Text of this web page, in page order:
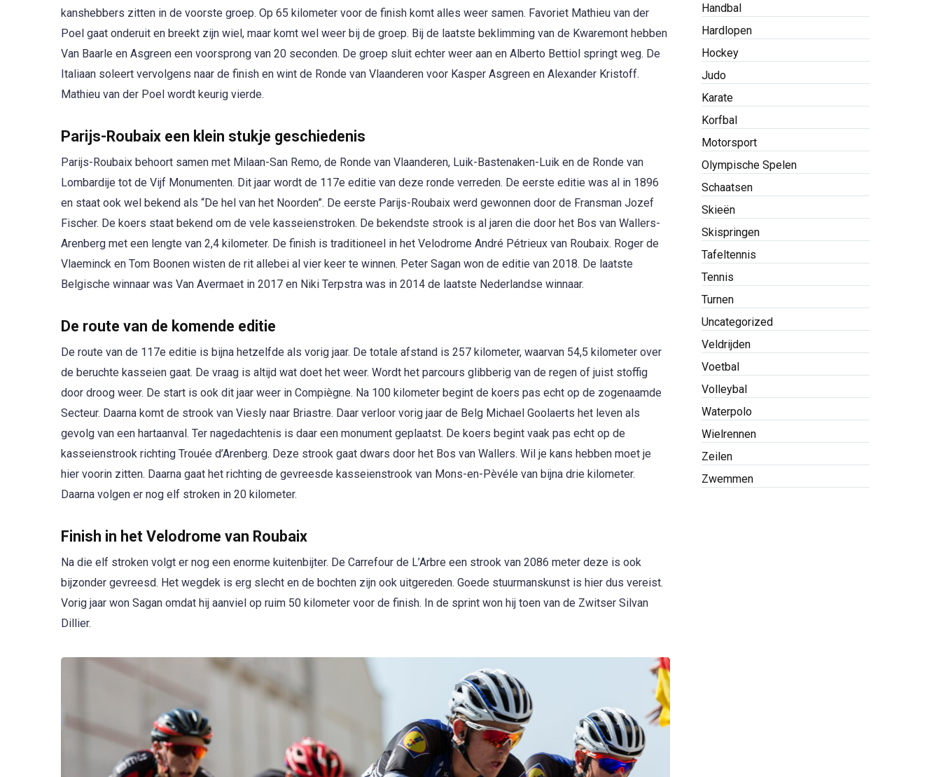
kanshebbers zitten in de voorste groep. Op 65 kilometer voor de finish komt alles weer samen. Favoriet Mathieu van der
Poel gaat onderuit en breekt zijn wiel, maar komt wel weer bij de groep. Bij de laatste beklimming van de Kwaremont hebben
Van Baarle en Asgreen een voorsprong van 20 seconden. De groep sluit echter weer aan en Alberto Bettiol springt weg. De
Italiaan soleert vervolgens naar de finish en wint de Ronde van Vlaanderen voor Kasper Asgreen en Alexander Kristoff.
Mathieu van der Poel wordt keurig vierde.
Parijs-Roubaix een klein stukje geschiedenis
Parijs-Roubaix behoort samen met Milaan-San Remo, de Ronde van Vlaanderen, Luik-Bastenaken-Luik en de Ronde van
Lombardije tot de Vijf Monumenten. Dit jaar wordt de 117e editie van deze ronde verreden. De eerste editie was al in 1896
en staat ook wel bekend als “De hel van het Noorden”. De eerste Parijs-Roubaix werd gewonnen door de Fransman Jozef
Fischer. De koers staat bekend om de vele kasseienstroken. De bekendste strook is al jaren die door het Bos van Wallers-
Arenberg met een lengte van 2,4 kilometer. De finish is traditioneel in het Velodrome André Pétrieux van Roubaix. Roger de
Vlaeminck en Tom Boonen wisten de rit allebei al vier keer te winnen. Peter Sagan won de editie van 2018. De laatste
Belgische winnaar was Van Avermaet in 2017 en Niki Terpstra was in 2014 de laatste Nederlandse winnaar.
De route van de komende editie
De route van de 117e editie is bijna hetzelfde als vorig jaar. De totale afstand is 257 kilometer, waarvan 54,5 kilometer over
de beruchte kasseien gaat. De vraag is altijd wat doet het weer. Wordt het parcours glibberig van de regen of juist stoffig
door droog weer. De start is ook dit jaar weer in Compiègne. Na 100 kilometer begint de koers pas echt op de zogenaamde
Secteur. Daarna komt de strook van Viesly naar Briastre. Daar verloor vorig jaar de Belg Michael Goolaerts het leven als
gevolg van een hartaanval. Ter nagedachtenis is daar een monument geplaatst. De koers begint vaak pas echt op de
kasseienstrook richting Trouée d’Arenberg. Deze strook gaat dwars door het Bos van Wallers. Wil je kans hebben moet je
hier voorin zitten. Daarna gaat het richting de gevreesde kasseienstrook van Mons-en-Pèvéle van bijna drie kilometer.
Daarna volgen er nog elf stroken in 20 kilometer.
Finish in het Velodrome van Roubaix
Na die elf stroken volgt er nog een enorme kuitenbijter. De Carrefour de L’Arbre een strook van 2086 meter deze is ook
bijzonder gevreesd. Het wegdek is erg slecht en de bochten zijn ook uitgereden. Goede stuurmanskunst is hier dus vereist.
Vorig jaar won Sagan omdat hij aanviel op ruim 50 kilometer voor de finish. In de sprint won hij toen van de Zwitser Silvan
Dillier.
Handbal
Hardlopen
Hockey
Judo
Karate
Korfbal
Motorsport
Olympische Spelen
Schaatsen
Skieën
Skispringen
Tafeltennis
Tennis
Turnen
Uncategorized
Veldrijden
Voetbal
Volleybal
Waterpolo
Wielrennen
Zeilen
Zwemmen